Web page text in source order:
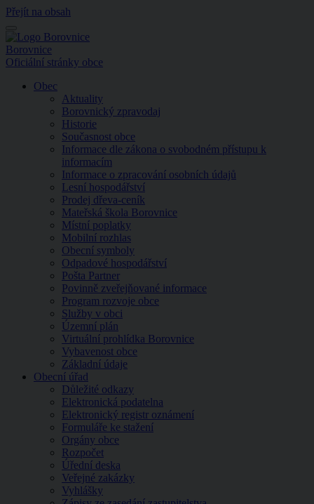
Přejít na obsah
Menu
Borovnice
Oficiální stránky obce
Obec
Aktuality
Borovnický zpravodaj
Historie
Současnost obce
Informace dle zákona o svobodném přístupu k
informacím
Informace o zpracování osobních údajů
Lesní hospodářství
Prodej dřeva-ceník
Mateřská škola Borovnice
Místní poplatky
Mobilní rozhlas
Obecní symboly
Odpadové hospodářství
Pošta Partner
Povinně zveřejňované informace
Program rozvoje obce
Služby v obci
Územní plán
Virtuální prohlídka Borovnice
Vybavenost obce
Základní údaje
Obecní úřad
Důležité odkazy
Elektronická podatelna
Elektronický registr oznámení
Formuláře ke stažení
Orgány obce
Rozpočet
Úřední deska
Veřejné zakázky
Vyhlášky